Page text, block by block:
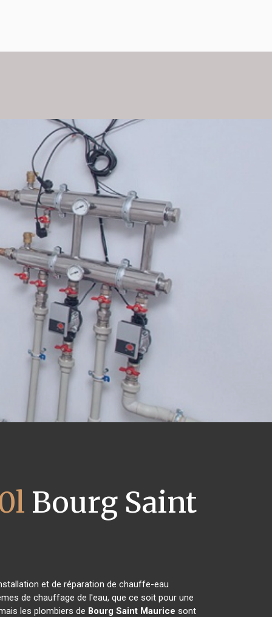
Bourg Saint
et de réparation de chauffe-eau
de chauffage de l'eau, que ce soit pour une
les plombiers de Bourg Saint Maurice sont